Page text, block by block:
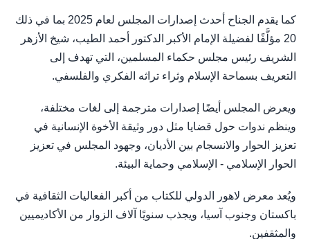
كما يقدم الجناح أحدث إصدارات المجلس لعام 2025 بما في ذلك
20 مؤلَّفًا لفضيلة الإمام الأكبر الدكتور أحمد الطيب، شيخ الأزهر
الشريف رئيس مجلس حكماء المسلمين، التي تهدف إلى
التعريف بسماحة الإسلام وثراء تراثه الفكري والفلسفي.
ويعرض المجلس أيضًا إصدارات مترجمة إلى لغات مختلفة،
وينظم ندوات حول قضايا مثل دور وثيقة الأخوة الإنسانية في
تعزيز الحوار والانسجام بين الأديان، وجهود المجلس في تعزيز
الحوار الإسلامي - الإسلامي وحماية البيئة.
ويُعد معرض لاهور الدولي للكتاب من أكبر الفعاليات الثقافية في
باكستان وجنوب آسيا، ويجذب سنويًا آلاف الزوار من الأكاديميين
والمثقفين.